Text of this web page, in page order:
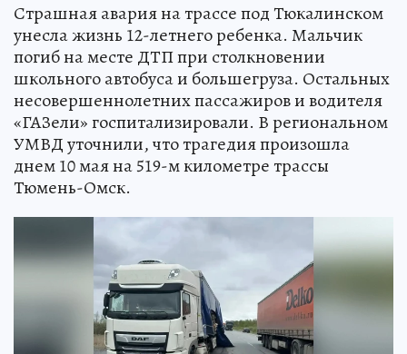
Страшная авария на трассе под Тюкалинском
унесла жизнь 12-летнего ребенка. Мальчик
погиб на месте ДТП при столкновении
школьного автобуса и большегруза. Остальных
несовершеннолетних пассажиров и водителя
«ГАЗели» госпитализировали. В региональном
УМВД уточнили, что трагедия произошла
днем 10 мая на 519-м километре трассы
Тюмень-Омск.